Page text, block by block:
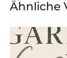
Ähnliche